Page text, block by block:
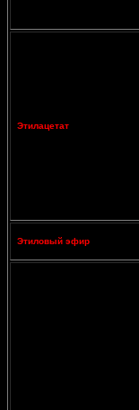
Этилацетат
Этиловый эфир